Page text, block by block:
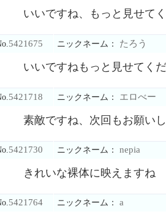
いいですね、もっと見せて
5421675 ニックネーム： たろう
いいですねもっと見せてく
5421718 ニックネーム： エロべー
素敵ですね、次回もお願い
5421730 ニックネーム： nepia
きれいな裸体に映えますね
5421764 ニックネーム： a